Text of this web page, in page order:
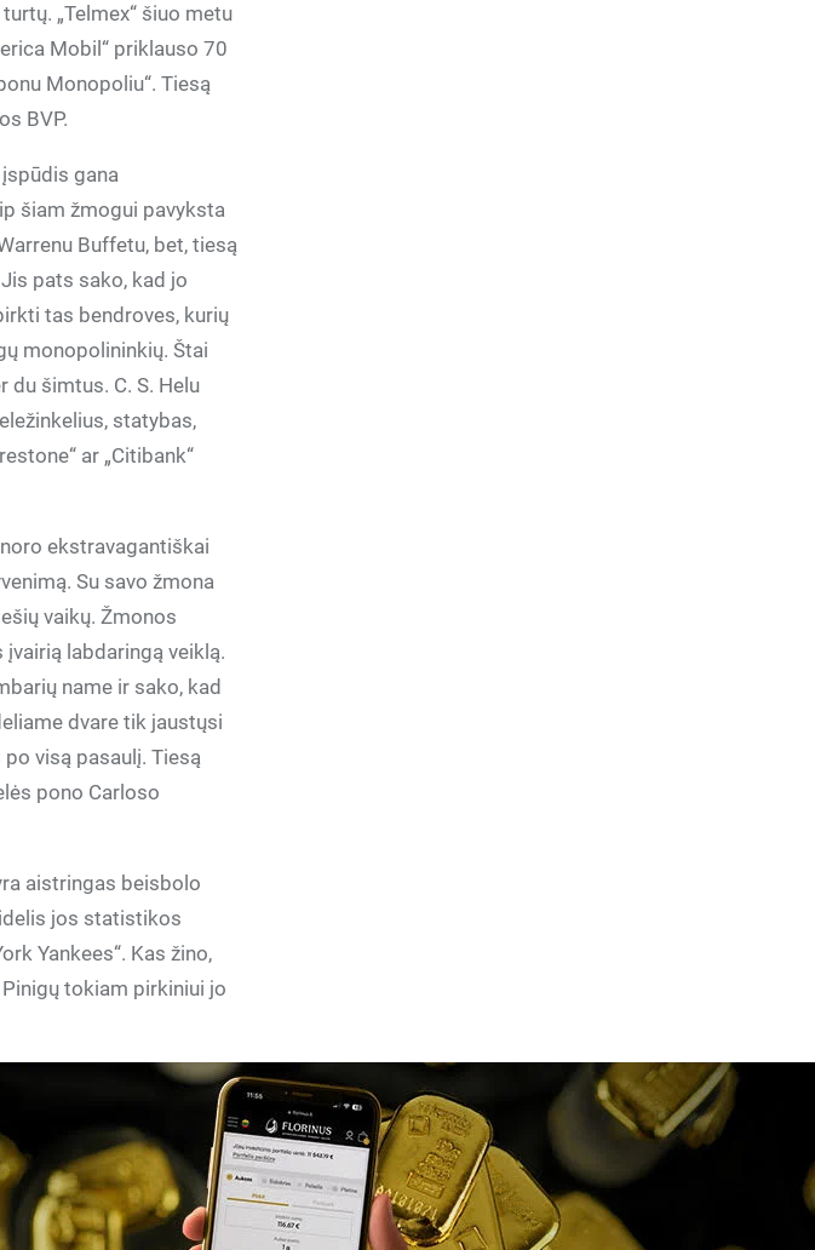
„Telmex“ šiuo metu
Mobil“ priklauso 70
Monopoliu“. Tiesą
BVP.
gana
šiam žmogui pavyksta
Buffetu, bet, tiesą
pats sako, kad jo
tas bendroves, kurių
monopolininkių. Štai
du šimtus. C. S. Helu
statybas,
ar „Citibank“
ekstravagantiškai
Su savo žmona
vaikų. Žmonos
labdaringą veiklą.
name ir sako, kad
dvare tik jaustųsi
visą pasaulį. Tiesą
pono Carloso
aistringas beisbolo
jos statistikos
Yankees“. Kas žino,
tokiam pirkiniui jo